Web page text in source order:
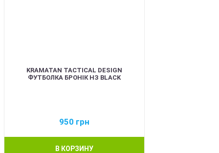
KRAMATAN TACTICAL DESIGN
ФУТБОЛКА БРОНІК НЗ BLACK
950 грн
В КОРЗИНУ